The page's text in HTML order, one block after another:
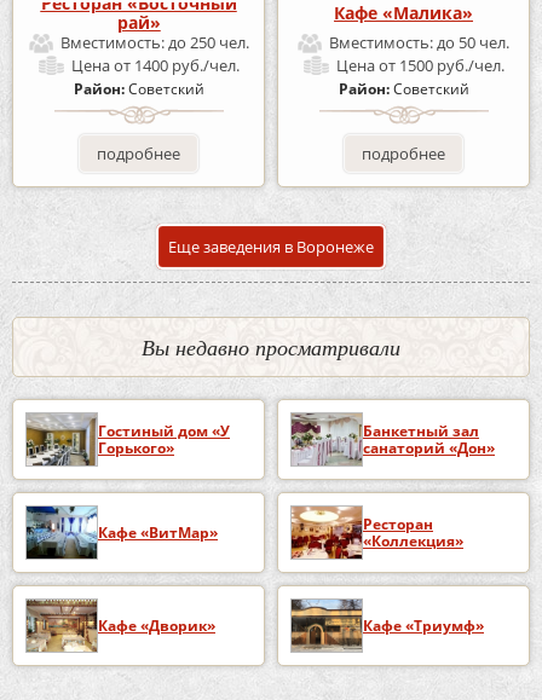
рай»
Вместимость:до 250 чел.
Ценаот 1400 руб./чел.
Район:Советский
подробнее
Кафе «Малика»
Вместимость:до 50 чел.
Ценаот 1500 руб./чел.
Район:Советский
подробнее
Еще заведения в Воронеже
Вы недавно просматривали
Гостиный дом «У
Горького»
Банкетный зал
санаторий «Дон»
Кафе «ВитМар»
Ресторан
«Коллекция»
Кафе «Дворик» Кафе «Триумф»